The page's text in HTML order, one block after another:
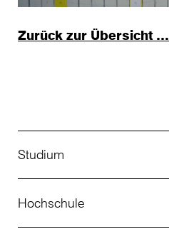
Zurück zur Übersicht …
Studium
Studienangebot
Hochschule